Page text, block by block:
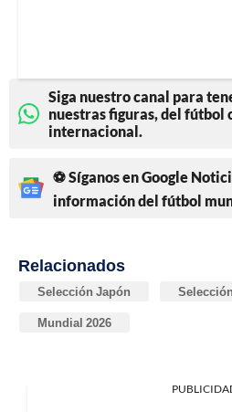
Siga nuestro canal para
nuestras figuras, del fútbol
internacional.
⚽ Síganos en Google
información del fútbol
Relacionados
Selección Japón
Mundial 2026